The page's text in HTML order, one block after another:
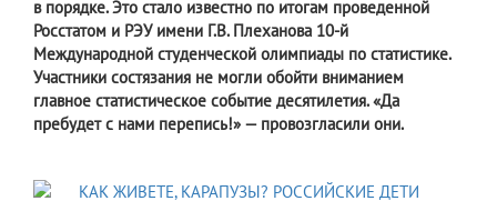
в порядке. Это стало известно по итогам проведенной
Росстатом и РЭУ имени Г.В. Плеханова 10-й
Международной студенческой олимпиады по статистике.
Участники состязания не могли обойти вниманием
главное статистическое событие десятилетия. «Да
пребудет с нами перепись!» — провозгласили они.